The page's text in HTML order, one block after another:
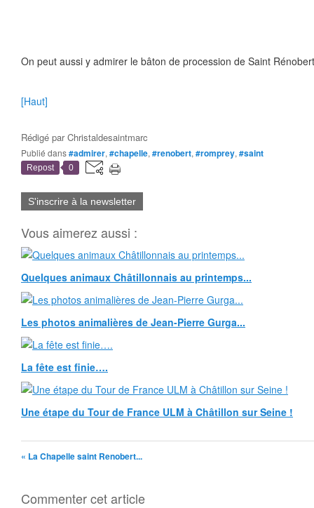
On peut aussi y admirer le bâton de procession de Saint
[Haut]
Rédigé parChristaldesaintmarc
Publié dans#admirer, #chapelle, #renobert, #romprey, #saint
Repost 0
S'inscrire à la newsletter
Vous aimerez aussi :
Quelques animaux Châtillonnais au printemps...
Les photos animalières de Jean-Pierre Gurga...
La fête est finie….
Une étape du Tour de France ULM à Châtillon sur Seine !
« La Chapelle saint Renobert...
Commenter cet article